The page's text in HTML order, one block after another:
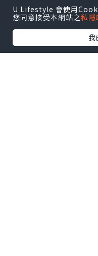
#grindelwald
U Lifestyle 會使用
您同意接受本網站之私隱
我